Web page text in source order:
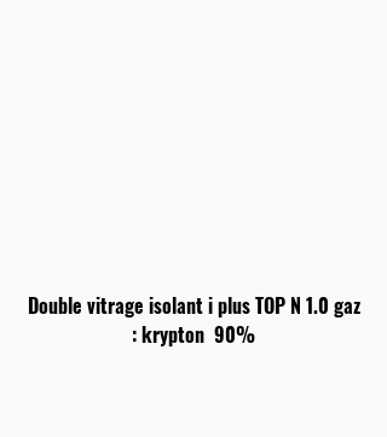
Double vitrage isolant i plus TOP N 1.0 gaz
: krypton 90%